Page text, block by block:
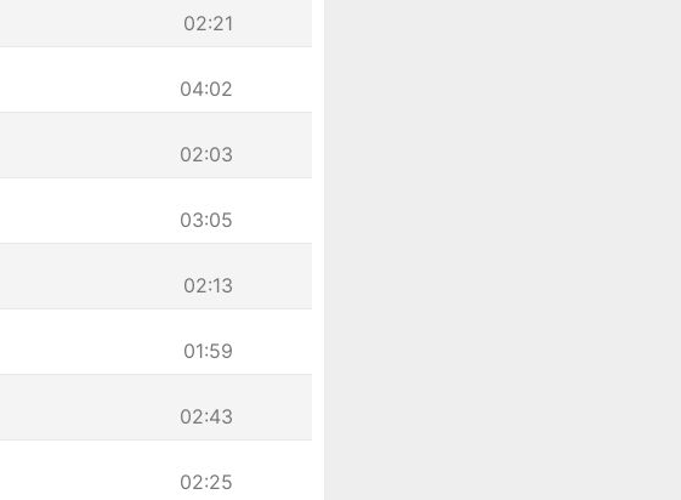
02:21
04:02
02:03
03:05
02:13
01:59
02:43
02:25